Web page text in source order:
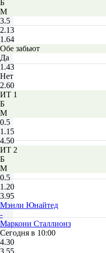
Б
М
3.5
2.13
1.64
Обе забьют
Да
1.43
Нет
2.60
ИТ 1
Б
М
0.5
1.15
4.50
ИТ 2
Б
М
0.5
1.20
3.95
Мэнли Юнайтед
-
Маркони Сталлионз
Сегодня в 10:00
4.30
3.55